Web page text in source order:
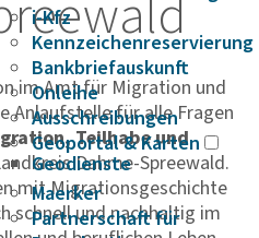
i-Kfz
Kennzeichenreservierung
Bankbriefauskunft
Onleihe
Ausschreibungen
Geoportal & Karten
Geodienste
Maerker
Partnerschaft für
im Amt für Migration und
Anlaufstelle für alle Fragen
Teilhabe und
Dahme-Spreewald.
mit Migrationsgeschichte
schnell und nachhaltig im